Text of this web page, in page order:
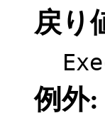
戻り
例外: